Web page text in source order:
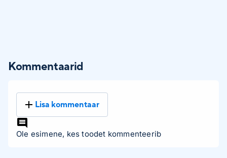
Kommentaarid
Lisa kommentaar
Ole esimene, kes toodet kommenteerib